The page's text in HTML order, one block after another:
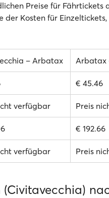
Preise für Fährtickets
Kosten für
– Arbatax Arbatax
€ 45.46
verfügbar Preis
€ 192.66
verfügbar Preis
(Civitavecchia)